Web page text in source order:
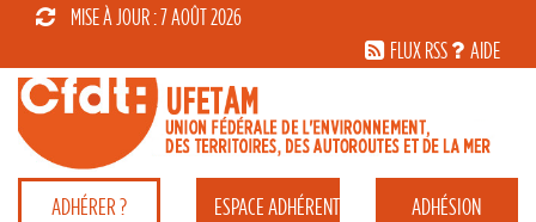
MISE À JOUR : 7 AOÛT 2026
FLUX RSS
AIDE
ADHÉRER ? ESPACEADHÉRENT ADHÉSION